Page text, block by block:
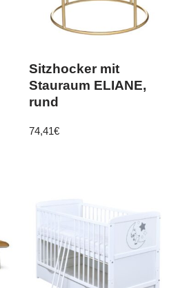
Sitzhocker mit
Stauraum ELIANE,
rund
74,41€